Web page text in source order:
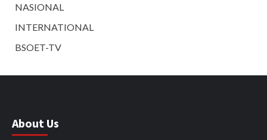
NASIONAL
INTERNATIONAL
BSOET-TV
About Us